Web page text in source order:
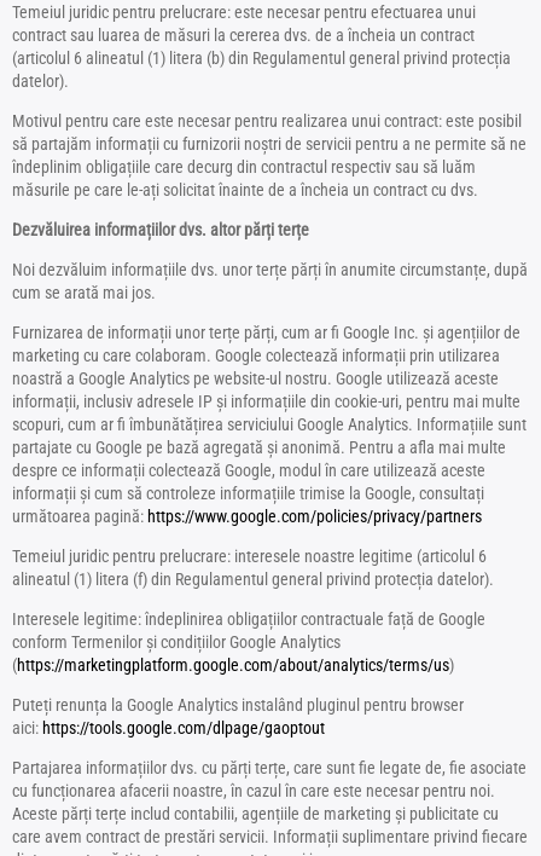
Temeiul juridic pentru prelucrare: este necesar pentru efectuarea unui
contract sau luarea de măsuri la cererea dvs. de a încheia un contract
(articolul 6 alineatul (1) litera (b) din Regulamentul general privind protecția
datelor).
Motivul pentru care este necesar pentru realizarea unui contract: este posibil
să partajăm informații cu furnizorii noștri de servicii pentru a ne permite să ne
îndeplinim obligațiile care decurg din contractul respectiv sau să luăm
măsurile pe care le-ați solicitat înainte de a încheia un contract cu dvs.
Dezvăluirea informațiilor dvs. altor părți terțe
Noi dezvăluim informațiile dvs. unor terțe părți în anumite circumstanțe, după
cum se arată mai jos.
Furnizarea de informații unor terțe părți, cum ar fi Google Inc. și agențiilor de
marketing cu care colaboram. Google colectează informații prin utilizarea
noastră a Google Analytics pe website-ul nostru. Google utilizează aceste
informații, inclusiv adresele IP și informațiile din cookie-uri, pentru mai multe
scopuri, cum ar fi îmbunătățirea serviciului Google Analytics. Informațiile sunt
partajate cu Google pe bază agregată și anonimă. Pentru a afla mai multe
despre ce informații colectează Google, modul în care utilizează aceste
informații și cum să controleze informațiile trimise la Google, consultați
următoarea pagină: https://www.google.com/policies/privacy/partners
Temeiul juridic pentru prelucrare: interesele noastre legitime (articolul 6
alineatul (1) litera (f) din Regulamentul general privind protecția datelor).
Interesele legitime: îndeplinirea obligațiilor contractuale față de Google
conform Termenilor și condițiilor Google Analytics
(https://marketingplatform.google.com/about/analytics/terms/us)
Puteți renunța la Google Analytics instalând pluginul pentru browser
aici: https://tools.google.com/dlpage/gaoptout
Partajarea informațiilor dvs. cu părți terțe, care sunt fie legate de, fie asociate
cu funcționarea afacerii noastre, în cazul în care este necesar pentru noi.
Aceste părți terțe includ contabilii, agențiile de marketing și publicitate cu
care avem contract de prestări servicii. Informații suplimentare privind fiecare